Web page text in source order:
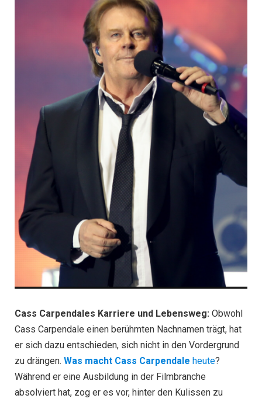
Cass Carpendales Karriere und Lebensweg: Obwohl
Cass Carpendale einen berühmten Nachnamen trägt, hat
er sich dazu entschieden, sich nicht in den Vordergrund
zu drängen. Was macht Cass Carpendale heute?
Während er eine Ausbildung in der Filmbranche
absolviert hat, zog er es vor, hinter den Kulissen zu